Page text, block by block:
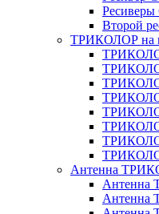
Ресиверы
Второй
ТРИКОЛОР на
Антенна
Антенна
Антенна